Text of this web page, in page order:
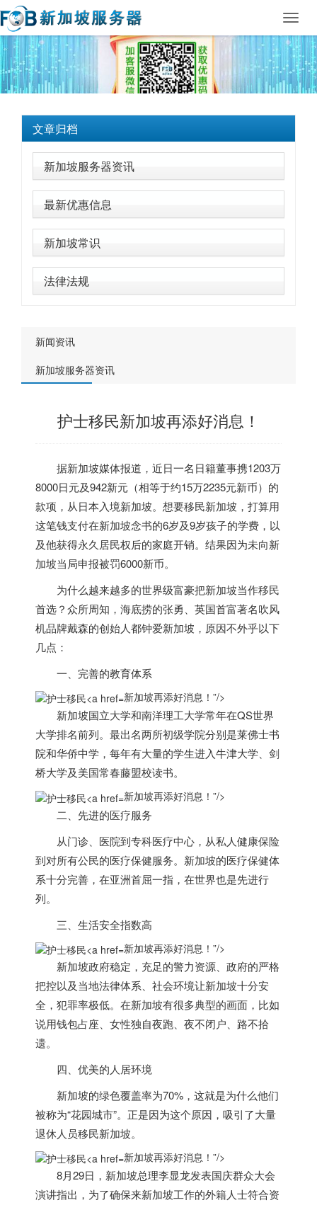
文章归档
新加坡服务器资讯
最新优惠信息
新加坡常识
法律法规
新闻资讯
新加坡服务器资讯
护士移民新加坡再添好消息！
据新加坡媒体报道，近日一名日籍董事携1203万
8000日元及942新元（相等于约15万2235元新币）的
款项，从日本入境新加坡。想要移民新加坡 ，打算用
这笔钱支付在新加坡念书的6岁及9岁孩子的学费，以
及他获得永久居民权后的家庭开销。结果因为未向新
加坡当局申报被罚6000新币。
为什么越来越多的世界级富豪把新加坡当作移民
首选？众所周知，海底捞的张勇、英国首富著名吹风
机品牌戴森的创始人都钟爱新加坡 ，原因不外乎以下
几点：
一、完善的教育体系
新加坡再添好消息！”/>
新加坡国立大学和南洋理工大学常年在QS世界
大学排名前列。最出名两所初级学院分别是莱佛士书
院和华侨中学，每年有大量的学生进入牛津大学、剑
桥大学及美国常春藤盟校读书。
新加坡再添好消息！”/>
二、先进的医疗服务
从门诊、医院到专科医疗中心，从私人健康保险
到对所有公民的医疗保健服务。 新加坡的医疗保健体
系十分完善，在亚洲首屈一指，在世界也是先进行
列。
三、生活安全指数高
新加坡再添好消息！”/>
新加坡政府稳定，充足的警力资源、政府的严格
把控以及当地法律体系、社会环境让新加坡十分安
全，犯罪率极低。在新加坡有很多典型的画面，比如
说用钱包占座、女性独自夜跑、夜不闭户、路不拾
遗。
四、优美的人居环境
新加坡的绿色覆盖率为70%，这就是为什么他们
被称为“花园城市”。正是因为这个原因，吸引了大量
退休人员移民新加坡。
新加坡再添好消息！”/>
8月29日， 新加坡总理李显龙发表国庆群众大会
演讲指出，为了确保来新加坡工作的外籍人士符合资